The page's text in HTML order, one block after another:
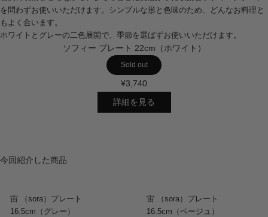
を問わずお使いいただけます。シンプルな形と色味のため、どんなお料理と
もよく合います。
ホワイトとグレーの二色展開で、季節を選ばずお使いいただけます。
ソフィー プレート 22cm（ホワイト）
Sold out
¥3,740
詳細を見る
今回紹介した商品
宙 （sora）プレート
16.5cm（グレー）
宙 （sora）プレート
16.5cm（ベージュ）